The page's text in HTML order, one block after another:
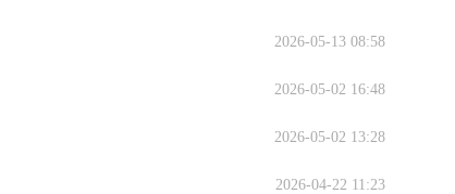
2026-05-13 08:58
2026-05-02 16:48
2026-05-02 13:28
2026-04-22 11:23